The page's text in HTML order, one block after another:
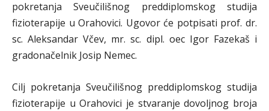
pokretanja Sveučilišnog preddiplomskog studija
fizioterapije u Orahovici. Ugovor će potpisati prof. dr.
sc. Aleksandar Včev, mr. sc. dipl. oec Igor Fazekaš i
gradonačelnik Josip Nemec.
Cilj pokretanja Sveučilišnog preddiplomskog studija
fizioterapije u Orahovici je stvaranje dovoljnog broja